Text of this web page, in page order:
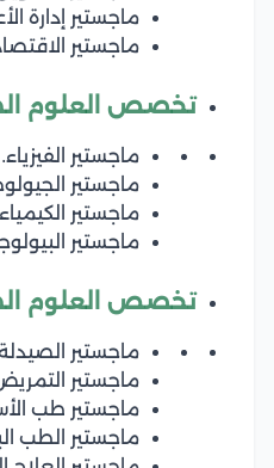
ماجستير إدارة
ماجستير
تخصص العلوم
ماجستير الفيزياء.
ماجستير
ماجستير
ماجستير
تخصص العلوم
ماجستير
ماجستير
ماجستير طب
ماجستير الطب